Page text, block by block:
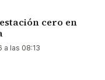
cero en
a las 08:13